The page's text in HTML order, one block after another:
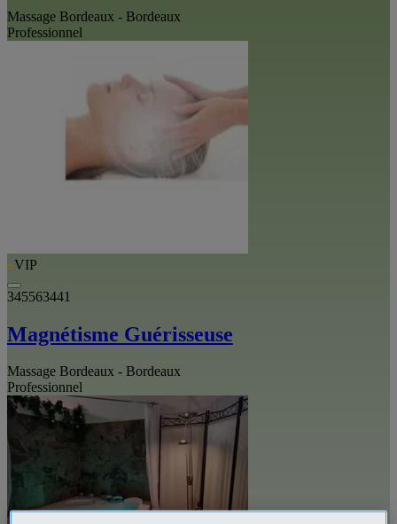
Massage Bordeaux - Bordeaux
Professionnel
VIP
345563441
Magnétisme Guérisseuse
Massage Bordeaux - Bordeaux
Professionnel